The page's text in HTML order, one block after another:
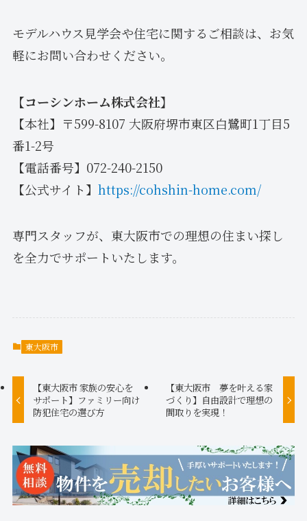
モデルハウス見学会や住宅に関するご相談は、お気
軽にお問い合わせください。
【コーシンホーム株式会社】
【本社】〒599-8107 大阪府堺市東区白鷺町1丁目5
番1-2号
【電話番号】072-240-2150
【公式サイト】 https://cohshin-home.com/
専門スタッフが、東大阪市での理想の住まい探し
を全力でサポートいたします。
東大阪市
【東大阪市 家族の安心を
サポート】ファミリー向け
防犯住宅の選び方
【東大阪市 夢を叶える家
づくり】自由設計で理想の
間取りを実現！